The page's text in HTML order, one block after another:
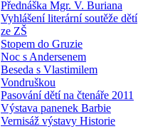
Přednáška Mgr. V. Buriana
Vyhlášení literární soutěže dětí
ze ZŠ
Stopem do Gruzie
Noc s Andersenem
Beseda s Vlastimilem
Vondruškou
Pasování dětí na čtenáře 2011
Výstava panenek Barbie
Vernisáž výstavy Historie